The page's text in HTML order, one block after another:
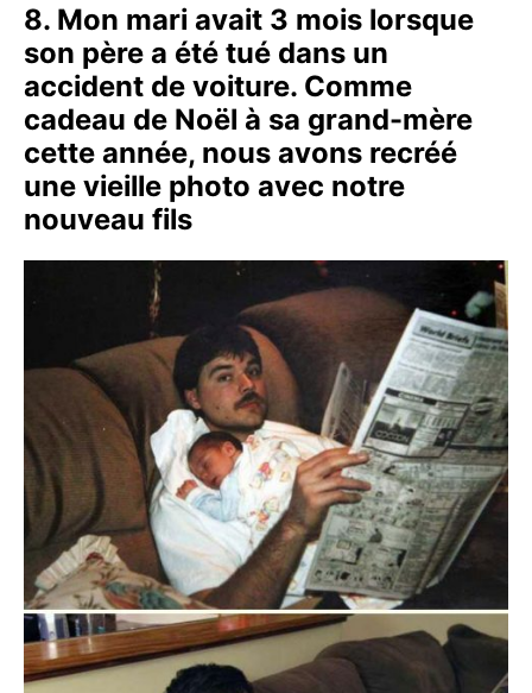
8. Mon mari avait 3 mois lorsque
son père a été tué dans un
accident de voiture. Comme
cadeau de Noël à sa grand-mère
cette année, nous avons recréé
une vieille photo avec notre
nouveau fils